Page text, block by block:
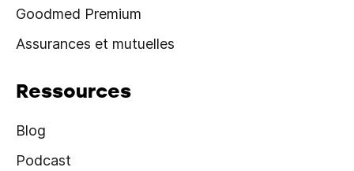
Goodmed Premium
Assurances et mutuelles
Ressources
Blog
Podcast